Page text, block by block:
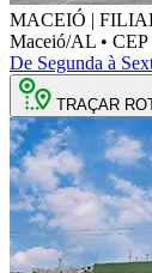
MACEIÓ |
Maceió/AL • CEP
De Segunda à
TRAÇAR